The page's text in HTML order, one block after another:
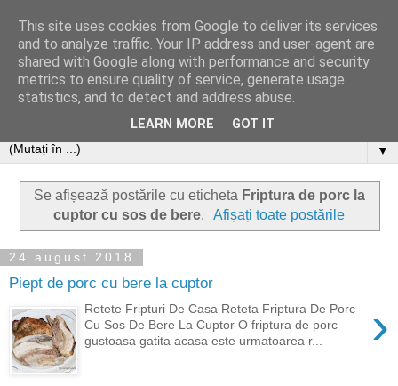
▼
Se afișează postările cu eticheta Friptura de porc la
cuptor cu sos de bere. Afișați toate postările
24 august 2018
Piept de porc cu bere la cuptor
›
Retete Fripturi De Casa Reteta Friptura De Porc
Cu Sos De Bere La Cuptor O friptura de porc
gustoasa gatita acasa este urmatoarea r...
This site uses cookies from Google to deliver its services
and to analyze traffic. Your IP address and user-agent are
shared with Google along with performance and security
metrics to ensure quality of service, generate usage
statistics, and to detect and address abuse.
LEARN MORE GOT IT